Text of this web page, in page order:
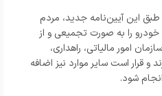
این آیین‌نامه جدید، مردم
را به صورت تجمیعی و از
امور مالیاتی، راهداری،
و قرار است سایر موارد نیز اضافه
شود.